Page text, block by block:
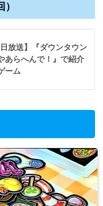
日放送】『ダウンタウン
あらへんで！』で紹介
ーム